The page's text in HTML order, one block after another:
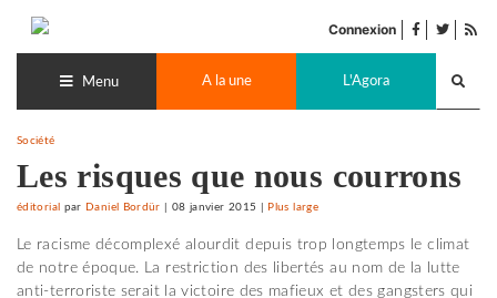
contenu
Connexion facebook
twitter
Menu A la une L'Agora
Société
Les risques que nous courrons
éditorial par Daniel Bordür 08 janvier 2015 Plus large
Le racisme décomplexé alourdit depuis trop longtemps le climat
de notre époque. La restriction des libertés au nom de la lutte
anti-terroriste serait la victoire des mafieux et des gangsters qui